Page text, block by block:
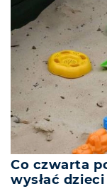
Co czwarta
wysłać